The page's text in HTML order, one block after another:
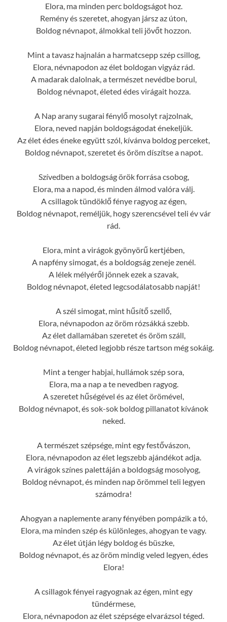
Elora, ma minden perc boldogságot hoz.
Remény és szeretet, ahogyan jársz az úton,
Boldog névnapot, álmokkal teli jövőt hozzon.
Mint a tavasz hajnalán a harmatcsepp szép csillog,
Elora, névnapodon az élet boldogan vigyáz rád.
A madarak dalolnak, a természet nevédbe borul,
Boldog névnapot, életed édes virágait hozza.
A Nap arany sugarai fénylő mosolyt rajzolnak,
Elora, neved napján boldogságodat énekeljük.
Az élet édes éneke együtt szól, kívánva boldog perceket,
Boldog névnapot, szeretet és öröm díszítse a napot.
Szívedben a boldogság örök forrása csobog,
Elora, ma a napod, és minden álmod valóra válj.
A csillagok tündöklő fénye ragyog az égen,
Boldog névnapot, reméljük, hogy szerencsével teli év vár
rád.
Elora, mint a virágok gyönyörű kertjében,
A napfény simogat, és a boldogság zeneje zenél.
A lélek mélyéről jönnek ezek a szavak,
Boldog névnapot, életed legcsodálatosabb napját!
A szél simogat, mint hűsítő szellő,
Elora, névnapodon az öröm rózsákká szebb.
Az élet dallamában szeretet és öröm száll,
Boldog névnapot, életed legjobb része tartson még sokáig.
Mint a tenger habjai, hullámok szép sora,
Elora, ma a nap a te nevedben ragyog.
A szeretet hűségével és az élet örömével,
Boldog névnapot, és sok-sok boldog pillanatot kívánok
neked.
A természet szépsége, mint egy festővászon,
Elora, névnapodon az élet legszebb ajándékot adja.
A virágok színes palettáján a boldogság mosolyog,
Boldog névnapot, és minden nap örömmel teli legyen
számodra!
Ahogyan a naplemente arany fényében pompázik a tó,
Elora, ma minden szép és különleges, ahogyan te vagy.
Az élet útján légy boldog és büszke,
Boldog névnapot, és az öröm mindig veled legyen, édes
Elora!
A csillagok fényei ragyognak az égen, mint egy
tündérmese,
Elora, névnapodon az élet szépsége elvarázsol téged.